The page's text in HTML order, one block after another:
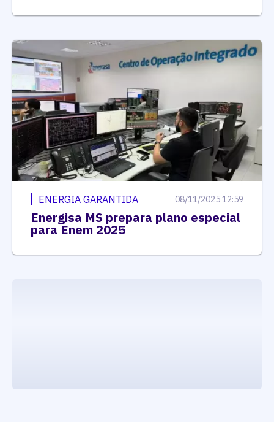
ENERGIA GARANTIDA 08/11/2025 12:59
Energisa MS prepara plano especial
para Enem 2025